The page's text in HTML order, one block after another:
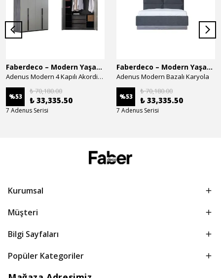
Faberdeco – Modern Yaşam Alanları İçin Özel Tasarım Mobilyalar
Adenus Modern 4 Kapılı Akordion Dolap
%53
₺ 70,180.00
₺ 33,335.50
7 Adenus Serisi
Faberdeco – Modern Yaşam Alanları İçin Özel Tasarım Mobilyalar
Adenus Modern Bazalı Karyola
%53
₺ 70,180.00
₺ 33,335.50
7 Adenus Serisi
Kurumsal
Müşteri
Bilgi Sayfaları
Popüler Kategoriler